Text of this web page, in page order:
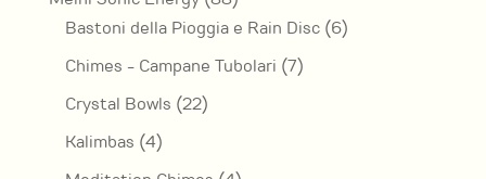
prodotti
Bastoni della Pioggia e Rain Disc 66
Chimes - Campane Tubolari 77
Crystal Bowls 2222
Kalimbas 44
prodotti